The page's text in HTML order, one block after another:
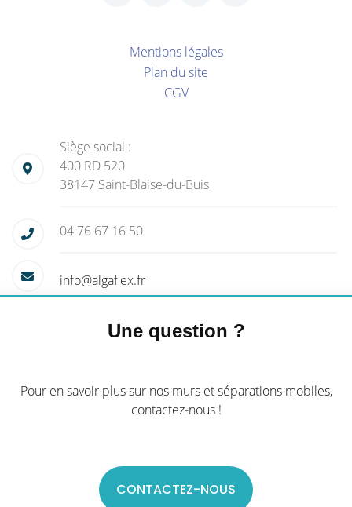
Mentions légales
Plan du site
CGV
Une question ?
Pour en savoir plus sur nos murs et séparations mobiles,
contactez-nous !
CONTACTEZ-NOUS
Siège social :
400 RD 520
38147 Saint-Blaise-du-Buis
04 76 67 16 50
info@algaflex.fr